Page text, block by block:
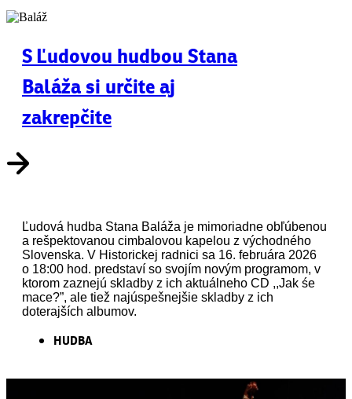
S Ľudovou hudbou Stana
Baláža si určite aj
zakrepčite
Ľudová hudba Stana Baláža je mimoriadne obľúbenou
a rešpektovanou cimbalovou kapelou z východného
Slovenska. V Historickej radnici sa 16. februára 2026
o 18:00 hod. predstaví so svojím novým programom, v
ktorom zaznejú skladby z ich aktuálneho CD ,,Jak śe
mace?”, ale tiež najúspešnejšie skladby z ich
doterajších albumov.
HUDBA